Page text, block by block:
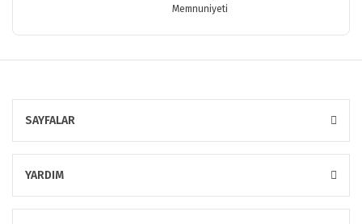
Memnuniyeti
SAYFALAR
YARDIM